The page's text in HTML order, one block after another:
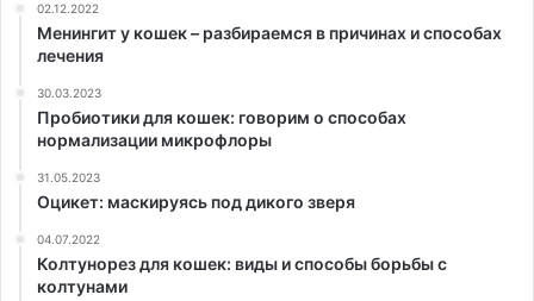
02.12.2022
Менингит у кошек – разбираемся в причинах и способах
лечения
30.03.2023
Пробиотики для кошек: говорим о способах
нормализации микрофлоры
31.05.2023
Оцикет: маскируясь под дикого зверя
04.07.2022
Колтунорез для кошек: виды и способы борьбы с
колтунами